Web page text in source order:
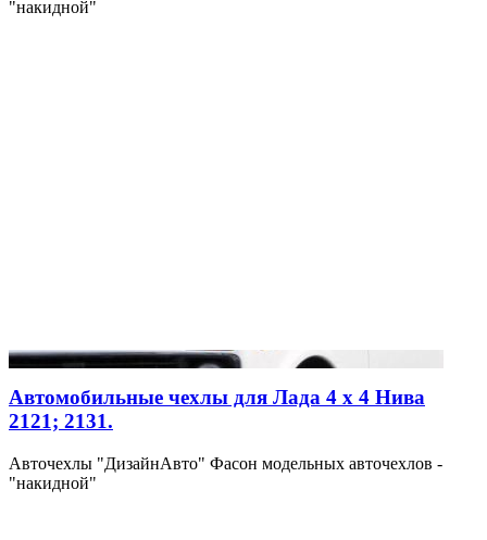
"накидной"
Автомобильные чехлы для Лада 4 х 4 Нива
2121; 2131.
Авточехлы "ДизайнАвто" Фасон модельных авточехлов -
"накидной"